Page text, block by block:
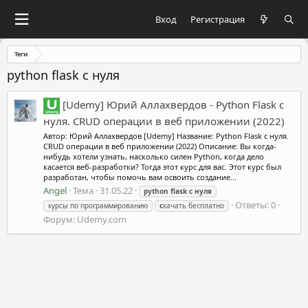
Вход Регистрация
Теги
python flask с нуля
[Udemy] Юрий Аллахвердов - Python Flask с
нуля. CRUD операции в веб приложении (2022)
Автор: Юрий Аллахвердов [Udemy] Название: Python Flask с нуля.
CRUD операции в веб приложении (2022) Описание: Вы когда-
нибудь хотели узнать, насколько силен Python, когда дело
касается веб-разработки? Тогда этот курс для вас. Этот курс был
разработан, чтобы помочь вам освоить создание...
Angel Тема 31.05.22 python flask с нуля
курсы по программированию
скачать бесплатно
Ответы: 0
Форум: Udemy.com